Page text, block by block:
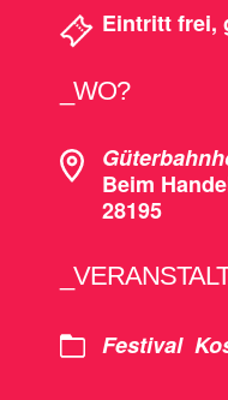
Eintritt frei,
_WO?
Beim
28195
Festival